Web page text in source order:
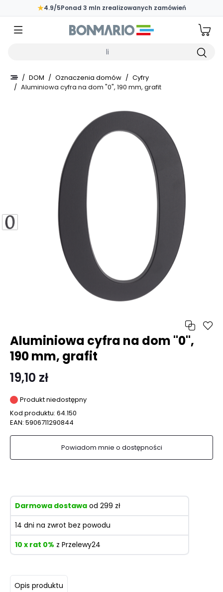
Przejdź do głównej zawartości strony
★4.9/5Ponad 3 mln zrealizowanych zamówień
/ DOM / Oznaczenia domów / Cyfry
/ Aluminiowa cyfra na dom "0", 190 mm, grafit
Opis produktu
Aluminiowa cyfra na dom "0",
190 mm, grafit
19,10 zł
Produkt niedostępny
Kod produktu: 64.150
EAN: 5906711290844
Powiadom mnie o dostępności
Darmowa dostawa od 299 zł
14 dni na zwrot bez powodu
10 x rat 0% z Przelewy24